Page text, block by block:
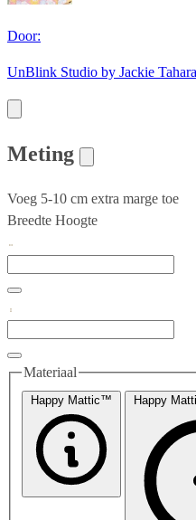
Door:
UnBlink Studio by Jackie Tahara
Meting
Voeg 5-10 cm extra marge toe
Breedte Hoogte
Materiaal
Happy Mattic™ Happy